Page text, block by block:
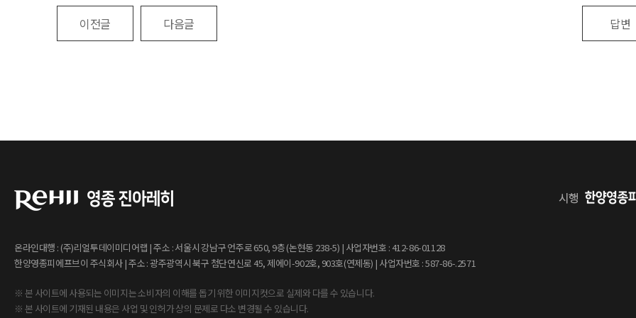
이전글 다음글 답변
온라인대행 : (주)리얼투데이미디어랩 | 주소 : 서울시 강남구 언주로 650, 9층 (논현동 238-5) | 사업자번호 : 412-86-01128
한양영종피에프브이 주식회사 | 주소 : 광주광역시 북구 첨단연신로 45, 제에이-902호, 903호(연제동) | 사업자번호 : 587-86-.2571
※ 본 사이트에 사용되는 이미지는 소비자의 이해를 돕기 위한 이미지컷으로 실제와 다를 수 있습니다.
※ 본 사이트에 기재된 내용은 사업 및 인허가 상의 문제로 다소 변경될 수 있습니다.